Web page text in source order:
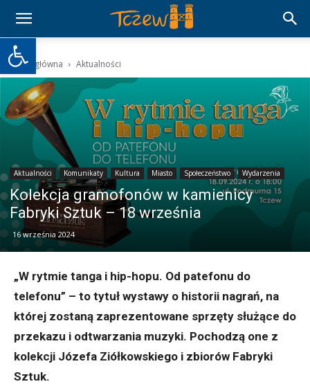
Otwórz pasek narzędzi
Strona główna Aktualności
Aktualności Komunikaty Kultura Miasto Społeczeństwo Wydarzenia
Kolekcja gramofonów w kamienicy
Fabryki Sztuk – 18 września
16 września 2024
„W rytmie tanga i hip-hopu. Od patefonu do
telefonu” – to tytuł wystawy o historii nagrań, na
której zostaną zaprezentowane sprzęty służące do
przekazu i odtwarzania muzyki. Pochodzą one z
kolekcji Józefa Ziółkowskiego i zbiorów Fabryki
Sztuk.